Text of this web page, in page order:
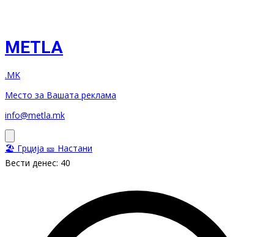
METLA
.MK
Место за Вашата реклама
info@metla.mk
🏖️ Грција 🎫 Настани
Вести денес: 40